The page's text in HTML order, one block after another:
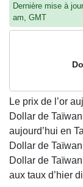
Dernière mise à
am, GMT
Le prix de l’or
Dollar de
aujourd’hui en
Dollar de
Dollar de
aux taux d’hier